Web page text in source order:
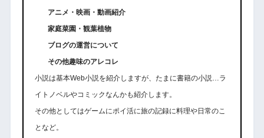
アニメ・映画・動画紹介
家庭菜園・観葉植物
ブログの運営について
その他趣味のアレコレ
小説は基本Web小説を紹介しますが、たまに書籍の小説…ラ
イトノベルやコミックなんかも紹介します。
その他としてはゲームにポイ活に旅の記録に料理や日常のこ
となど。